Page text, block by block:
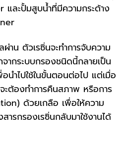
ละปั้มสูบน้ำที่มีความกระด้าง
ผ่าน ตัวเรซิ่นจะทำการจับความ
จากระบบกรองชนิดนี้กลายเป็น
ำไปใช้ในขั้นตอนต่อไป แต่เมื่อ
จะต้องทำการคืนสภาพ หรือการ
ด้วยเกลือ เพื่อให้ความ
ารกรองเรซิ่นกลับมาใช้งานได้